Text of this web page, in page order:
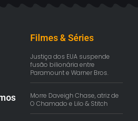
Filmes & Séries
Justiça dos EUA suspende
fusão bilionária entre
Paramount e Warner Bros.
Morre Daveigh Chase, atriz de
O Chamado e Lilo & Stitch